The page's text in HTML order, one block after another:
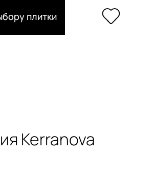
плитки
Kerranova